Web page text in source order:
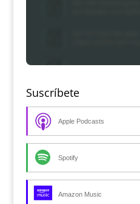
Suscríbete
Apple Podcasts
Spotify
Amazon Music